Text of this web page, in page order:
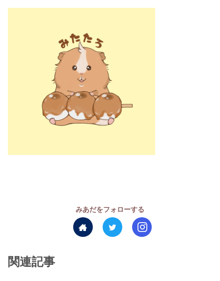
みあだをフォローする
関連記事